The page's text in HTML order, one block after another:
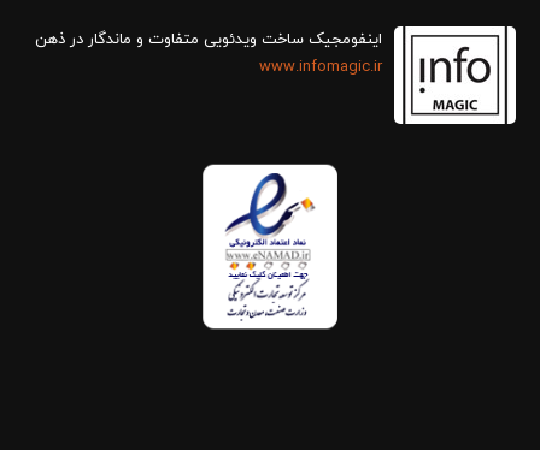
اینفومجیک ساخت ویدئویی متفاوت و ماندگار در ذهن
www.infomagic.ir